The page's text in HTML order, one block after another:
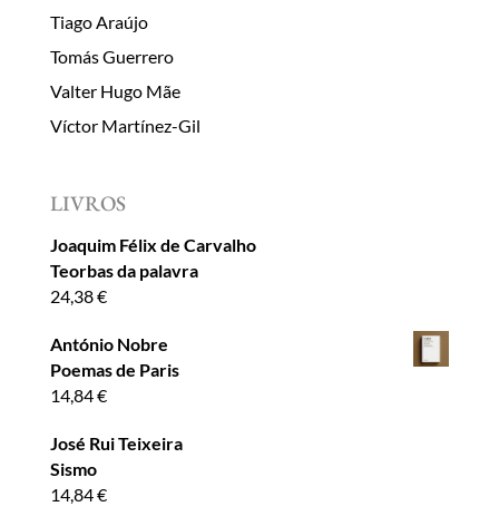
Tiago Araújo
Tomás Guerrero
Valter Hugo Mãe
Víctor Martínez-Gil
LIVROS
Joaquim Félix de Carvalho
Teorbas da palavra
24,38€
António Nobre
Poemas de Paris
14,84€
José Rui Teixeira
Sismo
14,84€